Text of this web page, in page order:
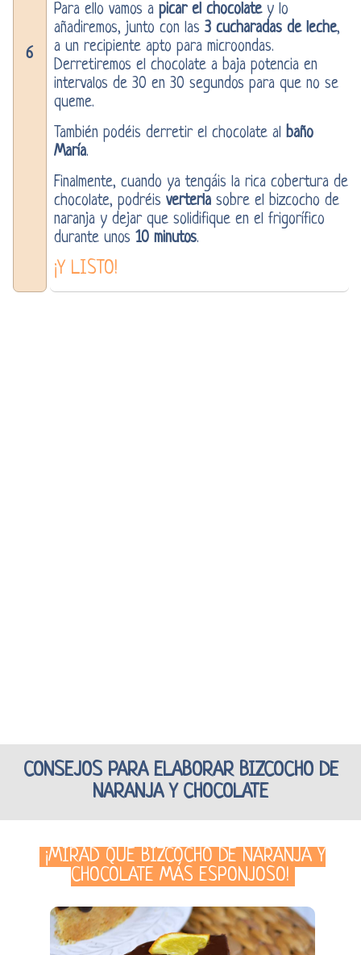
6
Para ello vamos a picar el chocolatey lo
añadiremos, junto con las 3 cucharadas de leche,
a un recipiente apto para microondas.
Derretiremos el chocolate a baja potencia en
intervalos de 30 en 30 segundos para que no se
queme.
También podéis derretir el chocolate al baño
María.
Finalmente, cuando ya tengáis la rica cobertura de
chocolate, podréis verterlasobre el bizcocho de
naranja y dejar que solidifique en el frigorífico
durante unos 10 minutos.
¡Y LISTO!
CONSEJOS PARA ELABORAR BIZCOCHO DE
NARANJA Y CHOCOLATE
¡MIRAD QUÉ BIZCOCHO DE NARANJA Y
CHOCOLATE MÁS ESPONJOSO!